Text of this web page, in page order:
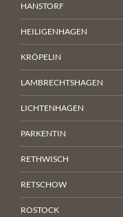
HANSTORF
HEILIGENHAGEN
KRÖPELIN
LAMBRECHTSHAGEN
LICHTENHAGEN
PARKENTIN
RETHWISCH
RETSCHOW
ROSTOCK